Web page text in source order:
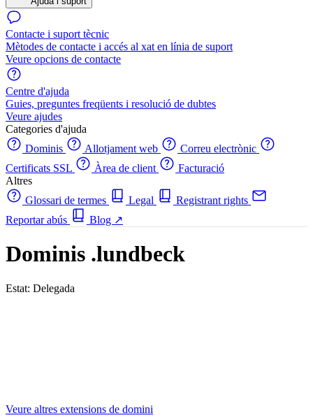
Contacte i suport tècnic
Mètodes de contacte i accés al xat en línia de suport
Veure opcions de contacte
Centre d'ajuda
Guies, preguntes freqüents i resolució de dubtes
Veure ajudes
Categories d'ajuda
Dominis
Allotjament web
Correu electrònic
Certificats SSL
Àrea de client
Facturació
Altres
Glossari de termes
Legal
Registrant rights
Reportar abús
Blog ↗
Dominis .lundbeck
Estat: Delegada
Veure altres extensions de domini